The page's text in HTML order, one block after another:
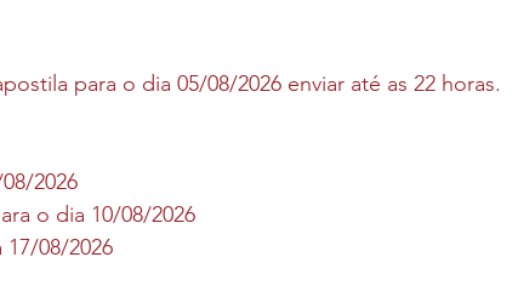
para o dia 05/08/2026 enviar até as 22 horas.
2026
o dia 10/08/2026
17/08/2026